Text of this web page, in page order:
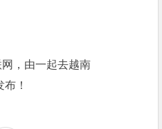
，由一起去越南
！